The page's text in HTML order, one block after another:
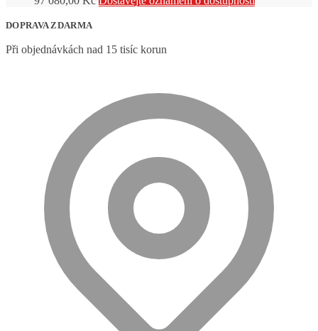
DOPRAVA ZDARMA
Při objednávkách nad 15 tisíc korun